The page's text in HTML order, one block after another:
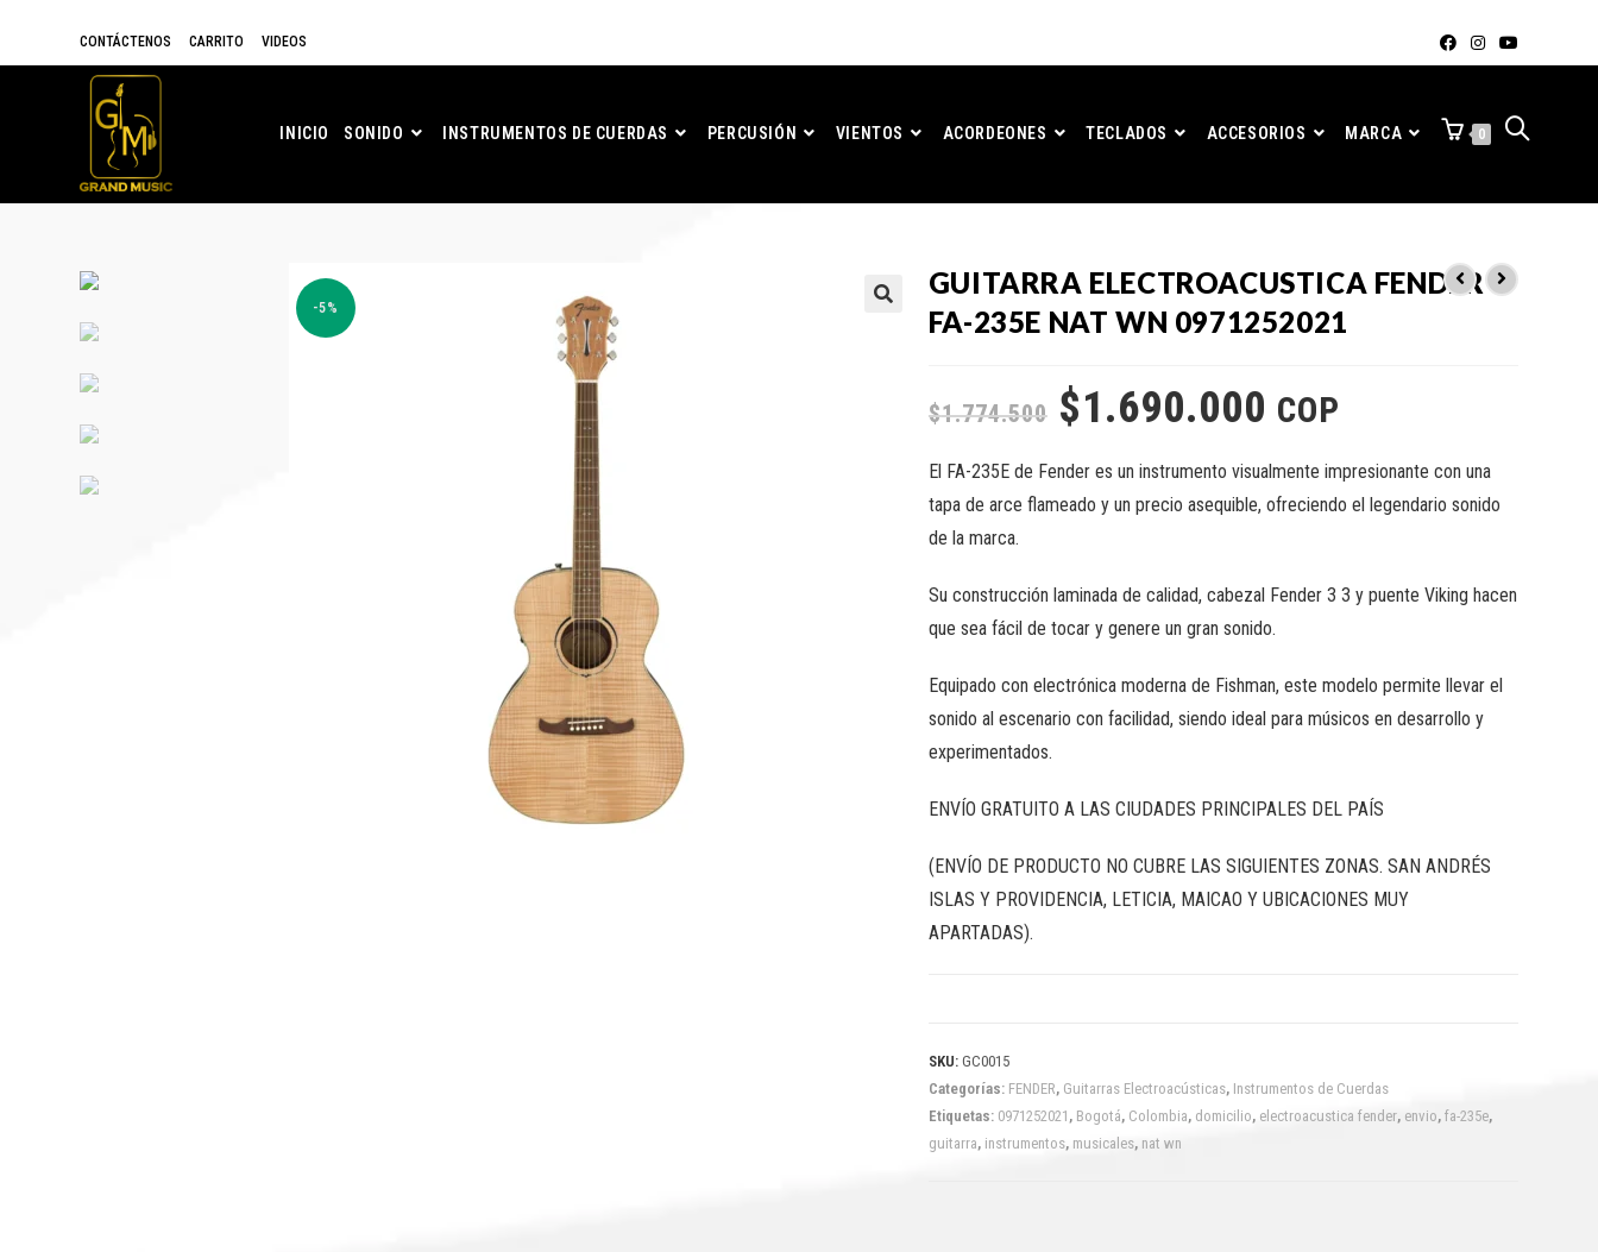
CONTÁCTENOS CARRITO VIDEOS
INICIO SONIDO INSTRUMENTOS DE CUERDAS PERCUSIÓN VIENTOS ACORDEONES TECLADOS ACCESORIOS MARCA 0
-5%
GUITARRA ELECTROACUSTICA FENDER
FA-235E NAT WN 0971252021
$1.774.500 $1.690.000 COP
El FA-235E de Fender es un instrumento visualmente impresionante con una
tapa de arce flameado y un precio asequible, ofreciendo el legendario sonido
de la marca.
Su construcción laminada de calidad, cabezal Fender 3 3 y puente Viking hacen
que sea fácil de tocar y genere un gran sonido.
Equipado con electrónica moderna de Fishman, este modelo permite llevar el
sonido al escenario con facilidad, siendo ideal para músicos en desarrollo y
experimentados.
ENVÍO GRATUITO A LAS CIUDADES PRINCIPALES DEL PAÍS
(ENVÍO DE PRODUCTO NO CUBRE LAS SIGUIENTES ZONAS. SAN ANDRÉS
ISLAS Y PROVIDENCIA, LETICIA, MAICAO Y UBICACIONES MUY
APARTADAS).
SKU: GC0015
Categorías: FENDER, Guitarras Electroacústicas, Instrumentos de Cuerdas
Etiquetas: 0971252021 , Bogotá, Colombia, domicilio, electroacustica fender, envio, fa-235e,
guitarra, instrumentos, musicales, nat wn